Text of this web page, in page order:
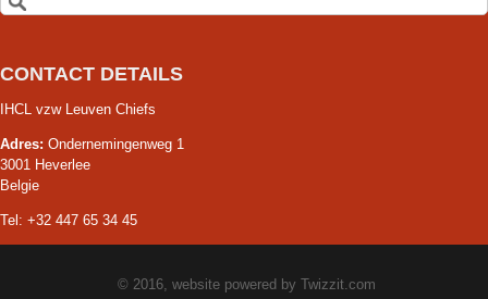
CONTACT DETAILS
IHCL vzw Leuven Chiefs
Adres: Ondernemingenweg 1
3001 Heverlee
Belgie
Tel: +32 447 65 34 45
© 2016, website powered by Twizzit.com